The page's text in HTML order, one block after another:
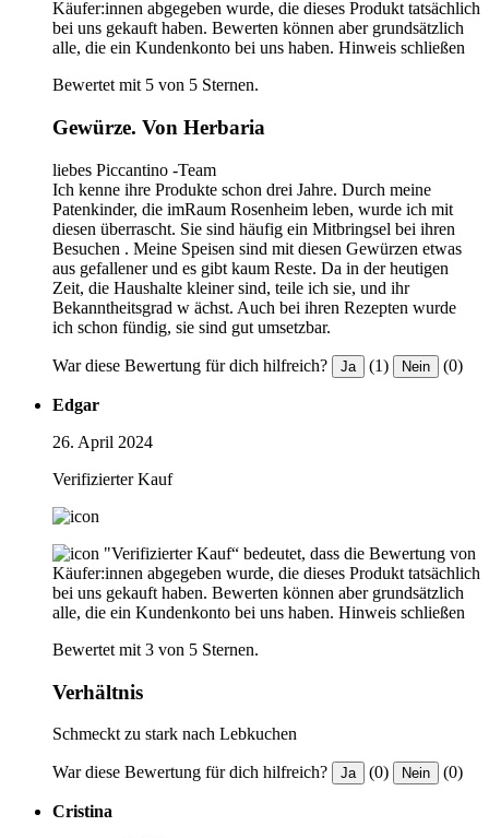
Käufer:innen abgegeben wurde, die dieses Produkt tatsächlich
bei uns gekauft haben. Bewerten können aber grundsätzlich
alle, die ein Kundenkonto bei uns haben. Hinweis schließen
Bewertet mit 5 von 5 Sternen.
Gewürze. Von Herbaria
liebes Piccantino -Team
Ich kenne ihre Produkte schon drei Jahre. Durch meine
Patenkinder, die imRaum Rosenheim leben, wurde ich mit
diesen überrascht. Sie sind häufig ein Mitbringsel bei ihren
Besuchen . Meine Speisen sind mit diesen Gewürzen etwas
aus gefallener und es gibt kaum Reste. Da in der heutigen
Zeit, die Haushalte kleiner sind, teile ich sie, und ihr
Bekanntheitsgrad w ächst. Auch bei ihren Rezepten wurde
ich schon fündig, sie sind gut umsetzbar.
War diese Bewertung für dich hilfreich? Ja (1) Nein (0)
Edgar
26. April 2024
Verifizierter Kauf
"Verifizierter Kauf“ bedeutet, dass die Bewertung von
Käufer:innen abgegeben wurde, die dieses Produkt tatsächlich
bei uns gekauft haben. Bewerten können aber grundsätzlich
alle, die ein Kundenkonto bei uns haben. Hinweis schließen
Bewertet mit 3 von 5 Sternen.
Verhältnis
Schmeckt zu stark nach Lebkuchen
War diese Bewertung für dich hilfreich? Ja (0) Nein (0)
Cristina